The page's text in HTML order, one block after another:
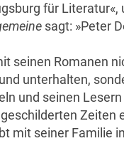
für Literatur«,
sagt: »Peter
seinen Romanen
unterhalten,
und seinen
Zeiten
mit seiner Familie